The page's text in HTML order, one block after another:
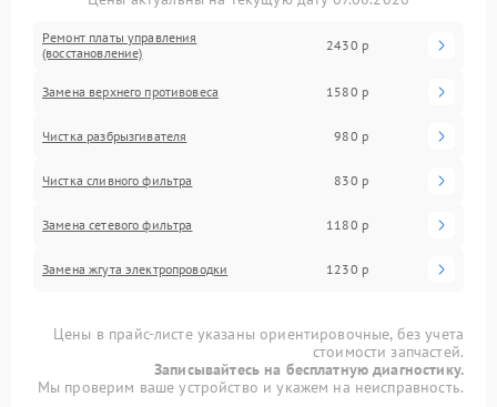
Ремонт платы управления
(восстановление)
2430 р
Замена верхнего противовеса 1580 р
Чистка разбрызгивателя 980 р
Чистка сливного фильтра 830 р
Замена сетевого фильтра 1180 р
Замена жгута электропроводки 1230 р
Цены в прайс-листе указаны ориентировочные, без учета
стоимости запчастей.
Записывайтесь на бесплатную диагностику.
Мы проверим ваше устройство и укажем на неисправность.